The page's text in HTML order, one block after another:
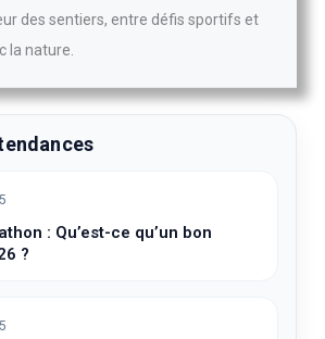
des sentiers, entre défis sportifs et
la nature.
: Qu’est-ce qu’un bon
?